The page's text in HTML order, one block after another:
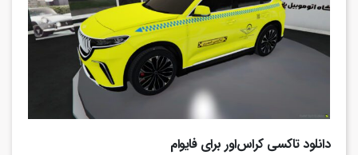
دانلود تاکسی کراس‌اور برای فایوام